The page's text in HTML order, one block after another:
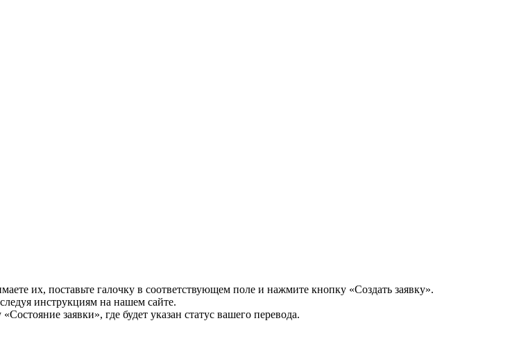
их, поставьте галочку в соответствующем поле и нажмите кнопку «Создать заявку».
инструкциям на нашем сайте.
заявки», где будет указан статус вашего перевода.